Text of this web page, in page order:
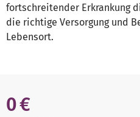
fortschreitender Erkrankung
die richtige Versorgung und
Lebensort.
0 €